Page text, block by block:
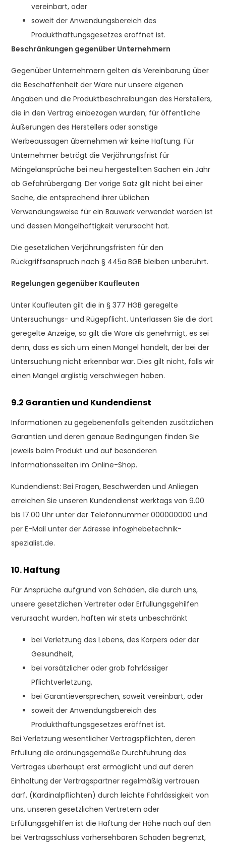
vereinbart, oder
soweit der Anwendungsbereich des
Produkthaftungsgesetzes eröffnet ist.
Beschränkungen gegenüber Unternehmern
Gegenüber Unternehmern gelten als Vereinbarung über
die Beschaffenheit der Ware nur unsere eigenen
Angaben und die Produktbeschreibungen des Herstellers,
die in den Vertrag einbezogen wurden; für öffentliche
Äußerungen des Herstellers oder sonstige
Werbeaussagen übernehmen wir keine Haftung. Für
Unternehmer beträgt die Verjährungsfrist für
Mängelansprüche bei neu hergestellten Sachen ein Jahr
ab Gefahrübergang. Der vorige Satz gilt nicht bei einer
Sache, die entsprechend ihrer üblichen
Verwendungsweise für ein Bauwerk verwendet worden ist
und dessen Mangelhaftigkeit verursacht hat.
Die gesetzlichen Verjährungsfristen für den
Rückgriffsanspruch nach § 445a BGB bleiben unberührt.
Regelungen gegenüber Kaufleuten
Unter Kaufleuten gilt die in § 377 HGB geregelte
Untersuchungs- und Rügepflicht. Unterlassen Sie die dort
geregelte Anzeige, so gilt die Ware als genehmigt, es sei
denn, dass es sich um einen Mangel handelt, der bei der
Untersuchung nicht erkennbar war. Dies gilt nicht, falls wir
einen Mangel arglistig verschwiegen haben.
9.2 Garantien und Kundendienst
Informationen zu gegebenenfalls geltenden zusätzlichen
Garantien und deren genaue Bedingungen finden Sie
jeweils beim Produkt und auf besonderen
Informationsseiten im Online-Shop.
Kundendienst: Bei Fragen, Beschwerden und Anliegen
erreichen Sie unseren Kundendienst werktags von 9.00
bis 17.00 Uhr unter der Telefonnummer 000000000 und
per E-Mail unter der Adresseinfo@hebetechnik-
spezialist.de.
10. Haftung
Für Ansprüche aufgrund von Schäden, die durch uns,
unsere gesetzlichen Vertreter oder Erfüllungsgehilfen
verursacht wurden, haften wir stets unbeschränkt
bei Verletzung des Lebens, des Körpers oder der
Gesundheit,
bei vorsätzlicher oder grob fahrlässiger
Pflichtverletzung,
bei Garantieversprechen, soweit vereinbart, oder
soweit der Anwendungsbereich des
Produkthaftungsgesetzes eröffnet ist.
Bei Verletzung wesentlicher Vertragspflichten, deren
Erfüllung die ordnungsgemäße Durchführung des
Vertrages überhaupt erst ermöglicht und auf deren
Einhaltung der Vertragspartner regelmäßig vertrauen
darf, (Kardinalpflichten) durch leichte Fahrlässigkeit von
uns, unseren gesetzlichen Vertretern oder
Erfüllungsgehilfen ist die Haftung der Höhe nach auf den
bei Vertragsschluss vorhersehbaren Schaden begrenzt,